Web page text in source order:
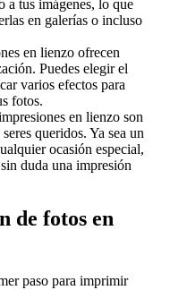
a tus imágenes, lo que
en galerías o incluso
en lienzo ofrecen
Puedes elegir el
varios efectos para
fotos.
en lienzo son
queridos. Ya sea un
ocasión especial,
duda una impresión
de fotos en
paso para imprimir